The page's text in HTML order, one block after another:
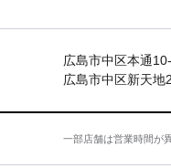
広島市中区本通
広島市中区新天地
一部店舗は営業時間が